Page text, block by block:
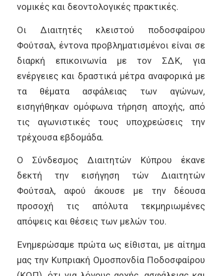
νομικές και δεοντολογικές πρακτικές.
Οι Διαιτητές κλειστού ποδοσφαίρου
Φούτσαλ, έντονα προβληματισμένοι είναι σε
διαρκή επικοινωνία με τον ΣΔΚ, για
ενέργειες και δραστικά μέτρα αναφορικά με
τα θέματα ασφάλειας των αγώνων,
εισηγήθηκαν ομόφωνα τήρηση αποχής, από
τις αγωνιστικές τους υποχρεώσεις την
τρέχουσα εβδομάδα.
Ο Σύνδεσμος Διαιτητών Κύπρου έκανε
δεκτή την εισήγηση τών Διαιτητών
Φούτσαλ, αφού άκουσε με την δέουσα
προσοχή τις απόλυτα τεκμηριωμένες
απόψεις και θέσεις των μελών του.
Ενημερώσαμε πρώτα ως είθισται, με αίτημα
μας την Κυπριακή Ομοσπονδία Ποδοσφαίρου